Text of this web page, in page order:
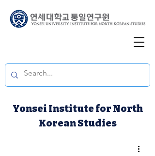
Yonsei Institute for North
Korean Studies